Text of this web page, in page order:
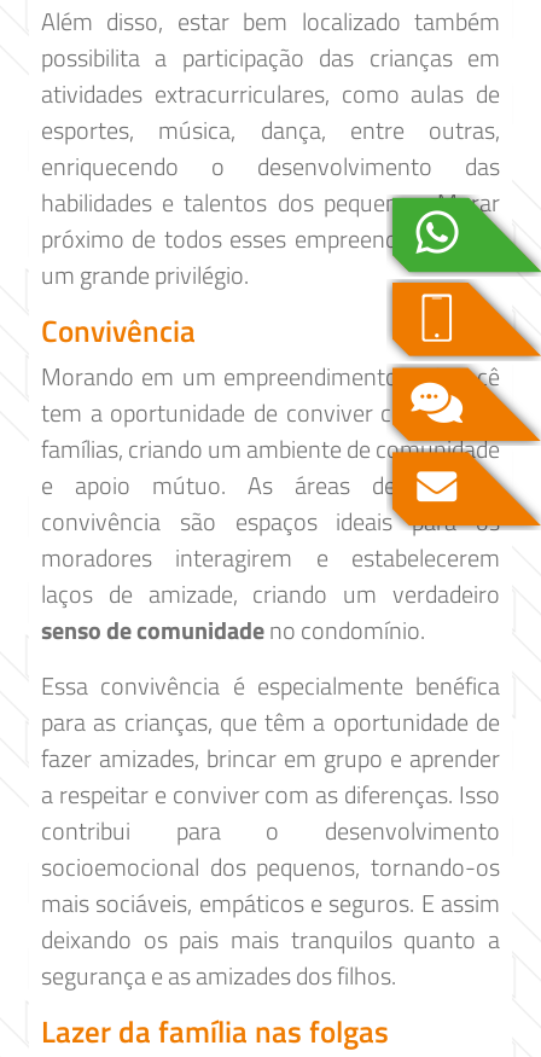
Além disso, estar bem localizado também
possibilita a participação das crianças em
atividades extracurriculares, como aulas de
esportes, música, dança, entre outras,
enriquecendo o desenvolvimento das
habilidades e talentos dos pequenos. Morar
próximo de todos esses empreendimentos é
um grande privilégio.
Convivência
Morando em um empreendimento JDG você
tem a oportunidade de conviver com outras
famílias, criando um ambiente de comunidade
e apoio mútuo. As áreas de lazer e
convivência são espaços ideais para os
moradores interagirem e estabelecerem
laços de amizade, criando um verdadeiro
senso de comunidadeno condomínio.
Essa convivência é especialmente benéfica
para as crianças, que têm a oportunidade de
fazer amizades, brincar em grupo e aprender
a respeitar e conviver com as diferenças. Isso
contribui para o desenvolvimento
socioemocional dos pequenos, tornando-os
mais sociáveis, empáticos e seguros. E assim
deixando os pais mais tranquilos quanto a
segurança e as amizades dos filhos.
Lazer da família nas folgas